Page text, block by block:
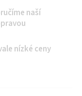
naší
nízké ceny